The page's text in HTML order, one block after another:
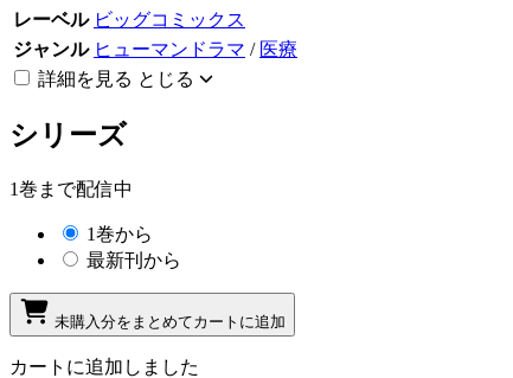
レーベル ビッグコミックス
ジャンル ヒューマンドラマ / 医療
詳細を見る とじる
シリーズ
1巻まで配信中
1巻から
最新刊から
未購入分をまとめてカートに追加
カートに追加しました